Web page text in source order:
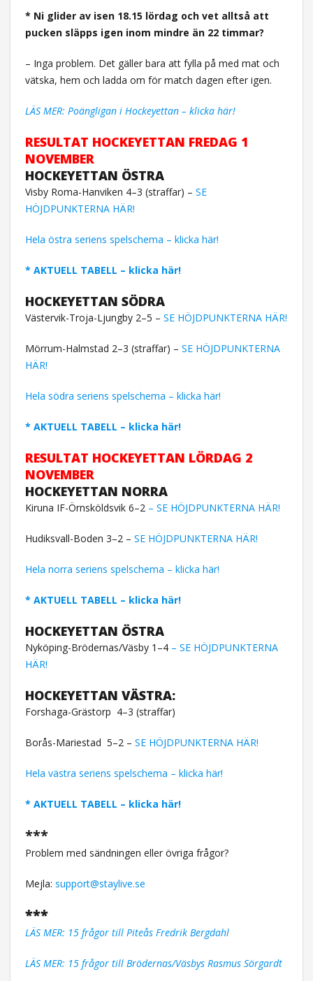
* Ni glider av isen 18.15 lördag och vet alltså att
pucken släpps igen inom mindre än 22 timmar?
– Inga problem. Det gäller bara att fylla på med mat och
vätska, hem och ladda om för match dagen efter igen.
LÄS MER: Poängligan i Hockeyettan – klicka här!
RESULTAT HOCKEYETTAN FREDAG 1
NOVEMBER
HOCKEYETTAN ÖSTRA
Visby Roma-Hanviken 4–3 (straffar) – SE
HÖJDPUNKTERNA HÄR!
Hela östra seriens spelschema – klicka här!
* AKTUELL TABELL – klicka här!
HOCKEYETTAN SÖDRA
Västervik-Troja-Ljungby 2–5 – SE HÖJDPUNKTERNA HÄR!
Mörrum-Halmstad 2–3 (straffar) – SE HÖJDPUNKTERNA
HÄR!
Hela södra seriens spelschema – klicka här!
* AKTUELL TABELL – klicka här!
RESULTAT HOCKEYETTAN LÖRDAG 2
NOVEMBER
HOCKEYETTAN NORRA
Kiruna IF-Örnsköldsvik 6–2 – SE HÖJDPUNKTERNA HÄR!
Hudiksvall-Boden 3–2 – SE HÖJDPUNKTERNA HÄR!
Hela norra seriens spelschema – klicka här!
* AKTUELL TABELL – klicka här!
HOCKEYETTAN ÖSTRA
Nyköping-Brödernas/Väsby 1–4 – SE HÖJDPUNKTERNA
HÄR!
HOCKEYETTAN VÄSTRA:
Forshaga-Grästorp 4–3 (straffar)
Borås-Mariestad 5–2 – SE HÖJDPUNKTERNA HÄR!
Hela västra seriens spelschema – klicka här!
* AKTUELL TABELL – klicka här!
***
Problem med sändningen eller övriga frågor?
Mejla: support@staylive.se
***
LÄS MER: 15 frågor till Piteås Fredrik Bergdahl
LÄS MER: 15 frågor till Brödernas/Väsbys Rasmus Sörgardt